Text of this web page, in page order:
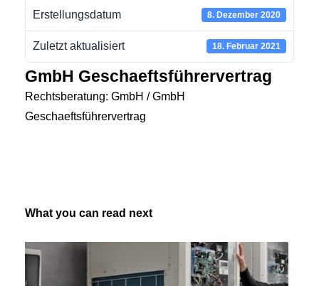
Erstellungsdatum 8. Dezember 2020
Zuletzt aktualisiert 18. Februar 2021
GmbH Geschaeftsführervertrag
Rechtsberatung: GmbH / GmbH
Geschaeftsführervertrag
What you can read next